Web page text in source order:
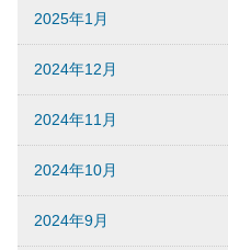
2025年1月
2024年12月
2024年11月
2024年10月
2024年9月